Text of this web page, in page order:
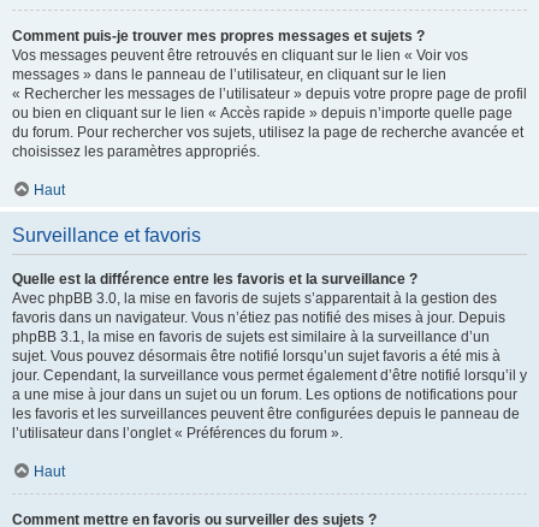
Comment puis-je trouver mes propres messages et sujets ?
Vos messages peuvent être retrouvés en cliquant sur le lien « Voir vos
messages » dans le panneau de l’utilisateur, en cliquant sur le lien
« Rechercher les messages de l’utilisateur » depuis votre propre page de profil
ou bien en cliquant sur le lien « Accès rapide » depuis n’importe quelle page
du forum. Pour rechercher vos sujets, utilisez la page de recherche avancée et
choisissez les paramètres appropriés.
Haut
Surveillance et favoris
Quelle est la différence entre les favoris et la surveillance ?
Avec phpBB 3.0, la mise en favoris de sujets s’apparentait à la gestion des
favoris dans un navigateur. Vous n’étiez pas notifié des mises à jour. Depuis
phpBB 3.1, la mise en favoris de sujets est similaire à la surveillance d’un
sujet. Vous pouvez désormais être notifié lorsqu’un sujet favoris a été mis à
jour. Cependant, la surveillance vous permet également d’être notifié lorsqu’il y
a une mise à jour dans un sujet ou un forum. Les options de notifications pour
les favoris et les surveillances peuvent être configurées depuis le panneau de
l’utilisateur dans l’onglet « Préférences du forum ».
Haut
Comment mettre en favoris ou surveiller des sujets ?